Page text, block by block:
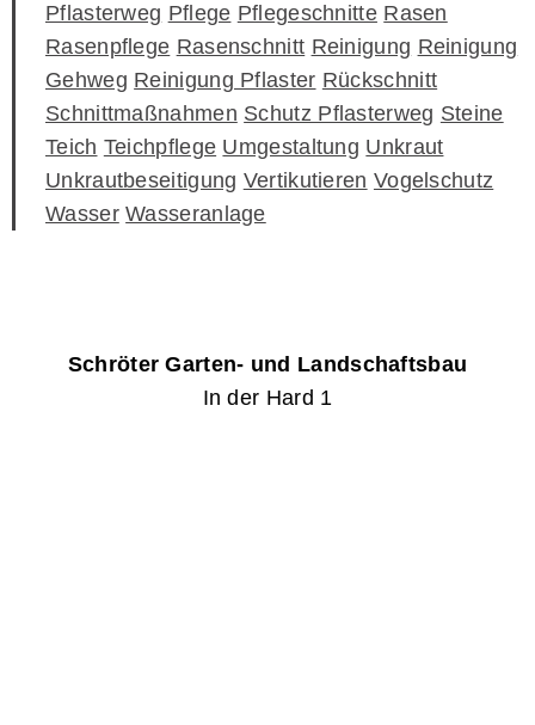
Pflasterweg Pflege Pflegeschnitte Rasen
Rasenpflege Rasenschnitt Reinigung Reinigung
Gehweg Reinigung Pflaster Rückschnitt
Schnittmaßnahmen Schutz Pflasterweg Steine
Teich Teichpflege Umgestaltung Unkraut
Unkrautbeseitigung Vertikutieren Vogelschutz
Wasser Wasseranlage
Schröter Garten- und Landschaftsbau
In der Hard 1